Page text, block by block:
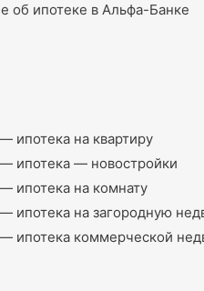
об ипотеке в Альфа-Банке
ипотека на квартиру
ипотека — новостройки
ипотека на комнату
ипотека на загородную
ипотека коммерческой